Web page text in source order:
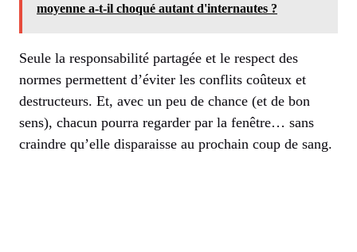
moyenne a-t-il choqué autant d'internautes ?
Seule la responsabilité partagée et le respect des
normes permettent d’éviter les conflits coûteux et
destructeurs. Et, avec un peu de chance (et de bon
sens), chacun pourra regarder par la fenêtre… sans
craindre qu’elle disparaisse au prochain coup de sang.